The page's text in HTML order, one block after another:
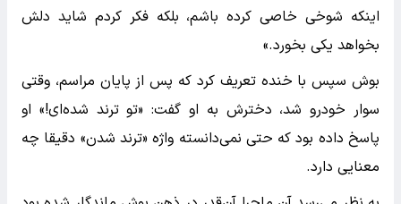
اینکه شوخی خاصی کرده باشم، بلکه فکر کردم شاید دلش
بخواهد یکی بخورد.»
بوش سپس با خنده تعریف کرد که پس از پایان مراسم، وقتی
سوار خودرو شد، دخترش به او گفت: «تو ترند شده‌ای!» او
پاسخ داده بود که حتی نمی‌دانسته واژه «ترند شدن» دقیقا چه
معنایی دارد.